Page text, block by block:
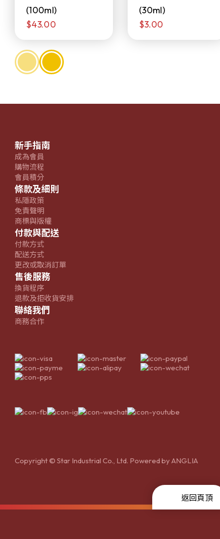
(100ml)
$43.00
(30ml)
$3.00
新手指南
成為會員
購物流程
會員積分
條款及細則
私隱政策
免責聲明
商標與版權
付款與配送
付款方式
配送方式
更改或取消訂單
售後服務
換貨程序
退款及拒收貨安排
聯絡我們
商務合作
Copyright © Star Industrial Co., Ltd. Powered byANGLIA
返回頁頂